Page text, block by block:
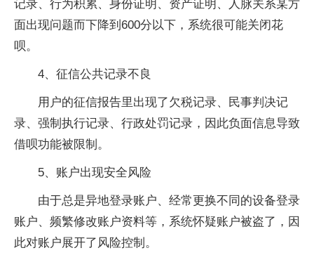
记录、行为积累、身份证明、资产证明、人脉关系某方
面出现问题而下降到600分以下，系统很可能关闭花
呗。
4、征信公共记录不良
用户的征信报告里出现了欠税记录、民事判决记
录、强制执行记录、行政处罚记录，因此负面信息导致
借呗功能被限制。
5、账户出现安全风险
由于总是异地登录账户、经常更换不同的设备登录
账户、频繁修改账户资料等，系统怀疑账户被盗了，因
此对账户展开了风险控制。